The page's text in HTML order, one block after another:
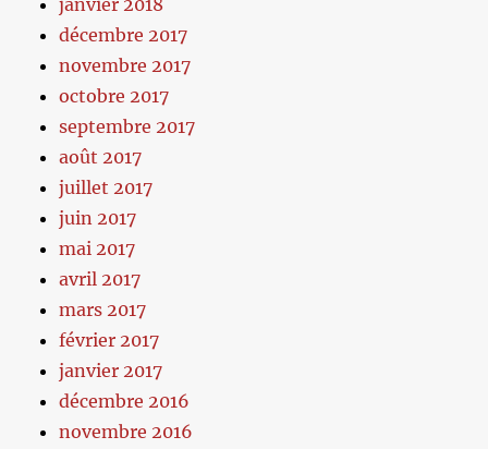
décembre 2017
novembre 2017
octobre 2017
septembre 2017
août 2017
juillet 2017
juin 2017
mai 2017
avril 2017
mars 2017
février 2017
janvier 2017
décembre 2016
novembre 2016